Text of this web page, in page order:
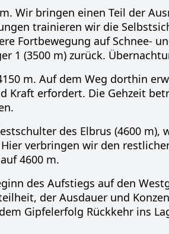
Wir bringen einen Teil der
trainieren wir die
Fortbewegung auf Schnee-
1 (3500 m) zurück.
m. Auf dem Weg dorthin
Kraft erfordert. Die Gehzeit
des Elbrus (4600
verbringen wir den
4600 m.
des Aufstiegs auf den
der Ausdauer und
Gipfelerfolg Rückkehr ins